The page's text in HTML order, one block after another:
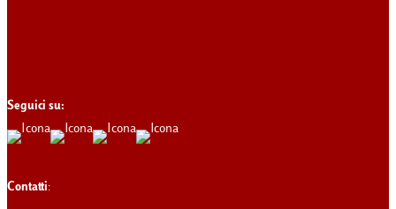
Seguici su:
Contatti: